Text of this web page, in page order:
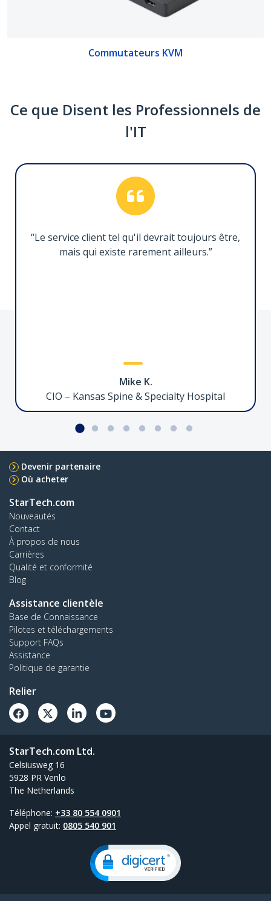
Commutateurs KVM
Câble Thunderbolt 5 de 1m, 80Gbps, 8K60
Faciliter la connectivité ultra performante
entre les appareils compatibles Thunderbolt 5
Adaptateur Série à Ethernet vers 1 Port
Support de Bureau pour Double Écrans 27"
Support de bureau pour deux moniteurs,
pouvant accueillir jusqu'à 27" avec colonne
réglable en hauteur
Hub USB-C 4 Ports, 5Gbps, Splitter USB
H5C4A-USB-HUB
Ajoutez quatre ports USB 3.0 externes à votre
ordinateur portable ou Ultrabook™ grâce à un
hub fin et portable
Ce que Disent les Professionnels de
l'IT
“Le service client tel qu'il devrait toujours être,
mais qui existe rarement ailleurs.”
Mike K.
CIO – Kansas Spine & Specialty Hospital
Devenir partenaire
Où acheter
StarTech.com
Nouveautés
Contact
À propos de nous
Carrières
Qualité et conformité
Blog
Assistance clientèle
Base de Connaissance
Pilotes et téléchargements
Support FAQs
Assistance
Politique de garantie
Relier
StarTech.com Ltd.
Celsiusweg 16
5928 PR Venlo
The Netherlands
Téléphone: +33 80 554 0901
Appel gratuit: 0805 540 901